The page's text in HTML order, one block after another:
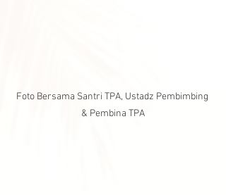
Foto Bersama Santri TPA, Ustadz Pembimbing
& Pembina TPA